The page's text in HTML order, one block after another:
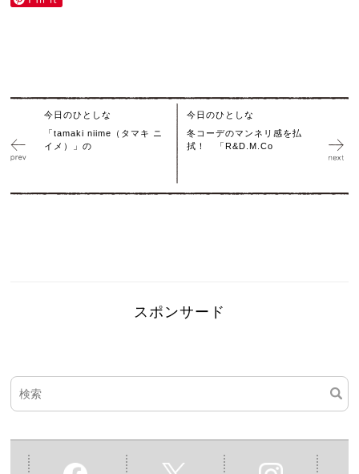
今日のひとしな
「tamaki niime（タマキ ニ
イメ）」の
今日のひとしな
冬コーデのマンネリ感を払
拭！ 「R&D.M.Co
スポンサード